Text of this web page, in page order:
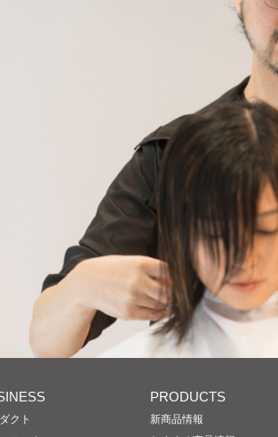
クト
PRODUCTS
新商品情報